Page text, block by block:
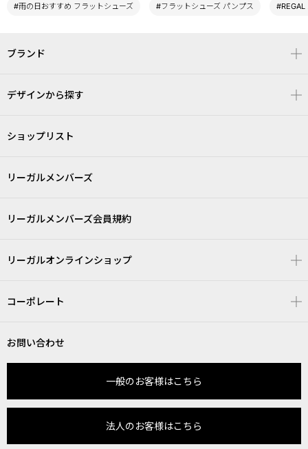
#雨の日おすすめ フラットシューズ #フラットシューズ パンプス
ブランド
デザインから探す
ショップリスト
リーガルメンバーズ
リーガルメンバーズ会員規約
リーガルオンラインショップ
コーポレート
お問い合わせ
一般のお客様はこちら
法人のお客様はこちら